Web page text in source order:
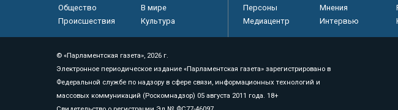
Общество
В мире
Происшествия
Культура
Персоны
Мнения
Медиацентр
Интервью
© «Парламентская газета», 2026 г.
Электронное периодическое издание «Парламентская газета» зарегистрировано в
Федеральной службе по надзору в сфере связи, информационных технологий и
массовых коммуникаций (Роскомнадзор) 05 августа 2011 года. 18+